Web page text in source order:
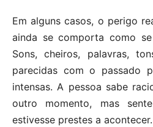
Em alguns casos, o perigo
ainda se comporta como se
Sons, cheiros, palavras,
parecidas com o passado
intensas. A pessoa sabe
outro momento, mas
estivesse prestes a acontecer.